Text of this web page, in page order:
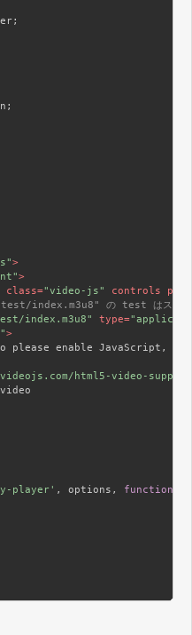
>
>
class="video-js" controls
index.m3u8" の test はストリー
index.m3u8" type=
>
please enable JavaScript,
html5-video-
player' , options, function